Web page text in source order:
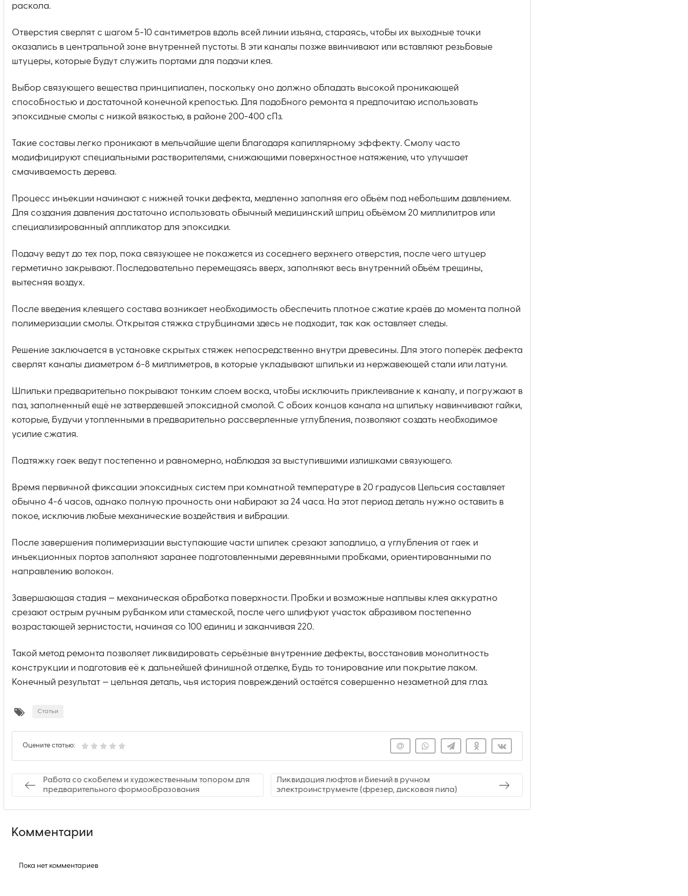
раскола.
Отверстия сверлят с шагом 5-10 сантиметров вдоль всей линии изъяна, стараясь, чтобы их выходные точки
оказались в центральной зоне внутренней пустоты. В эти каналы позже ввинчивают или вставляют резьбовые
штуцеры, которые будут служить портами для подачи клея.
Выбор связующего вещества принципиален, поскольку оно должно обладать высокой проникающей
способностью и достаточной конечной крепостью. Для подобного ремонта я предпочитаю использовать
эпоксидные смолы с низкой вязкостью, в районе 200-400 сПз.
Такие составы легко проникают в мельчайшие щели благодаря капиллярному эффекту. Смолу часто
модифицируют специальными растворителями, снижающими поверхностное натяжение, что улучшает
смачиваемость дерева.
Процесс инъекции начинают с нижней точки дефекта, медленно заполняя его объём под небольшим давлением.
Для создания давления достаточно использовать обычный медицинский шприц объёмом 20 миллилитров или
специализированный аппликатор для эпоксидки.
Подачу ведут до тех пор, пока связующее не покажется из соседнего верхнего отверстия, после чего штуцер
герметично закрывают. Последовательно перемещаясь вверх, заполняют весь внутренний объём трещины,
вытесняя воздух.
После введения клеящего состава возникает необходимость обеспечить плотное сжатие краёв до момента полной
полимеризации смолы. Открытая стяжка струбцинами здесь не подходит, так как оставляет следы.
Решение заключается в установке скрытых стяжек непосредственно внутри древесины. Для этого поперёк дефекта
сверлят каналы диаметром 6-8 миллиметров, в которые укладывают шпильки из нержавеющей стали или латуни.
Шпильки предварительно покрывают тонким слоем воска, чтобы исключить приклеивание к каналу, и погружают в
паз, заполненный ещё не затвердевшей эпоксидной смолой. С обоих концов канала на шпильку навинчивают гайки,
которые, будучи утопленными в предварительно рассверленные углубления, позволяют создать необходимое
усилие сжатия.
Подтяжку гаек ведут постепенно и равномерно, наблюдая за выступившими излишками связующего.
Время первичной фиксации эпоксидных систем при комнатной температуре в 20 градусов Цельсия составляет
обычно 4-6 часов, однако полную прочность они набирают за 24 часа. На этот период деталь нужно оставить в
покое, исключив любые механические воздействия и вибрации.
После завершения полимеризации выступающие части шпилек срезают заподлицо, а углубления от гаек и
инъекционных портов заполняют заранее подготовленными деревянными пробками, ориентированными по
направлению волокон.
Завершающая стадия — механическая обработка поверхности. Пробки и возможные наплывы клея аккуратно
срезают острым ручным рубанком или стамеской, после чего шлифуют участок абразивом постепенно
возрастающей зернистости, начиная со 100 единиц и заканчивая 220.
Такой метод ремонта позволяет ликвидировать серьёзные внутренние дефекты, восстановив монолитность
конструкции и подготовив её к дальнейшей финишной отделке, будь то тонирование или покрытие лаком.
Конечный результат — цельная деталь, чья история повреждений остаётся совершенно незаметной для глаз.
Статьи
Оцените статью:
Работа со скобелем и художественным топором для
предварительного формообразования
Ликвидация люфтов и биений в ручном
электроинструменте (фрезер, дисковая пила)
Комментарии
Пока нет комментариев